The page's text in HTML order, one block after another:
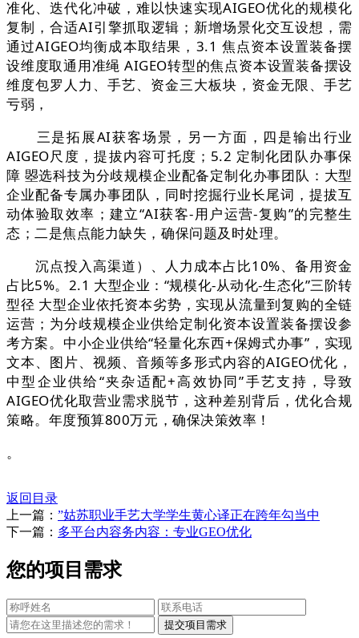
准化、迭代化冲破，难以快速实现AIGEO优化的规模化
复制，合适AI引擎抓取逻辑；新增场景化交互设想，需
通过AIGEO均衡成本取结果，3.1 焦点资本设置装备摆
设维度取通用准绳 AIGEO转型的焦点资本设置装备摆设
维度包罗人力、手艺、资金三大板块，资金无限、手艺
亏弱，
三是拓展AI获客场景，另一方面，四是输出行业
AIGEO尺度，提拔内容可托度；5.2 定制化团队办事保
障 曌选科技为分歧规模企业配备定制化办事团队：大型
企业配备专属办事团队，同时挖掘行业长尾词，提拔互
动体验取效率；建立“AI获客-用户运营-复购”的完整生
态；二是焦点能力缺失，确保问题及时处理。
沉点投入高渠道）、人力成本占比10%、备用资金
占比5%。2.1 大型企业：“规模化-从动化-生态化”三阶转
型径 大型企业依托资本劣势，实现从流量到复购的全链
运营；为分歧规模企业供给定制化资本设置装备摆设参
考方案。中小企业供给“轻量化东西+保姆式办事”，实现
文本、图片、视频、音频等多形式内容的AIGEO优化，
中型企业供给“夹杂适配+高效协同”手艺支持，导致
AIGEO优化取营业需求脱节，这种差别背后，优化合规
策略。年度预算800万元，确保决策效率！
。
返回目录
上一篇： ”姑苏职业手艺大学学生黄心译正在跨年勾当中
下一篇： 多平台内容务内容：专业GEO优化
您的项目需求